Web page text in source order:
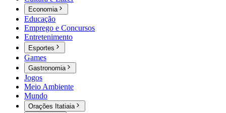
Economia
Educação
Emprego e Concursos
Entretenimento
Esportes
Games
Gastronomia
Jogos
Meio Ambiente
Mundo
Orações Itatiaia